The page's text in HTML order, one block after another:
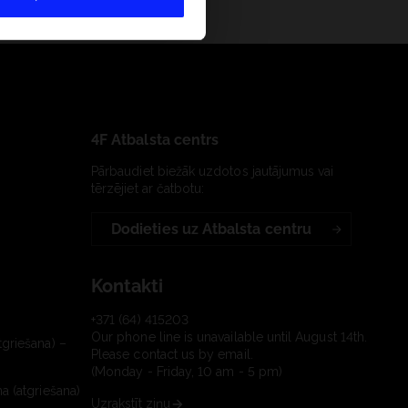
–
(atgriešana)
4F Atbalsta centrs
Pārbaudiet biežāk uzdotos jautājumus vai
tērzējiet ar čatbotu:
Dodieties uz Atbalsta centru
Kontakti
+371 (64) 415203
Our phone line is unavailable until August 14th.
Please contact us by email.
(Monday - Friday, 10 am - 5 pm)
Uzrakstīt ziņu